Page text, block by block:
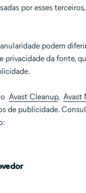
por esses
podem
privacidade da fonte,
Avast Cleanup, Avast
de publicidade.